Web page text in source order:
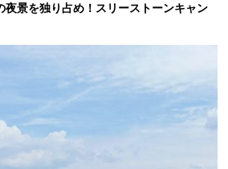
夜景を独り占め！スリーストーンキャン